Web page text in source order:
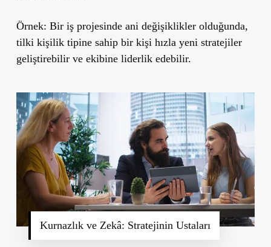
Örnek: Bir iş projesinde ani değişiklikler olduğunda,
tilki kişilik tipine sahip bir kişi hızla yeni stratejiler
geliştirebilir ve ekibine liderlik edebilir.
Kurnazlık ve Zekâ: Stratejinin Ustaları